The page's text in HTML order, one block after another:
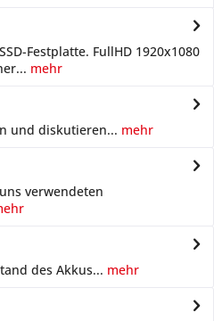
Festplatte. FullHD 1920x1080
mehr
und diskutieren... mehr
verwendeten
des Akkus... mehr